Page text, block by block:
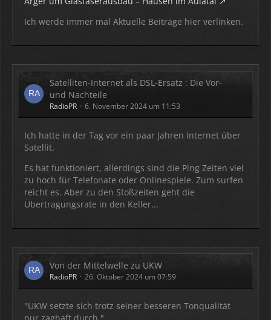
**********************Mehr Infos folgen!!
FAQ:
Wozu der Massedraht mit Klinkenstecker?
Eine gute Antenne besteht immer aus zwei…
Ich werde immer mal Aktuelle Beiträge hier verlinken.
Satelliten-Internet als DSL-Ersatz : Die Vor-
und Nachteile
RadioPR 6. November 2024 um 11:53
Ich hatte in der Tag vor ein paar Jahren Internet über
Satellit.
Es hat funktioniert, allerdings sind die Ping Zeiten viel
zu hoch für Telefonate oder Onlinespiele. Zum surfen
reicht es. Aber zu den Stoßzeiten geht die
Übertragungsrate in den Keller...
Von der Mittelwelle zu UKW
RadioPR 26. Oktober 2024 um 07:59
"UKW setzte sich trotz seiner besseren Tonqualität